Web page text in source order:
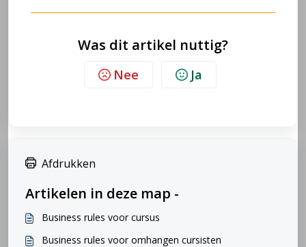
Was dit artikel nuttig?
Nee Ja
Afdrukken
Artikelen in deze map -
Business rules voor cursus
Business rules voor omhangen cursisten